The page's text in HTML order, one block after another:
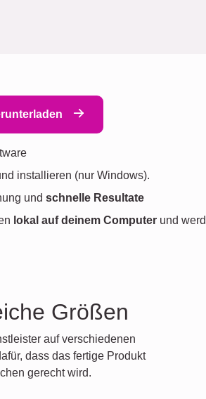
installieren (nur Windows).
undschnelle Resultate
lokal auf deinem Computer und
Größen
auf verschiedenen
dass das fertige Produkt
gerecht wird.